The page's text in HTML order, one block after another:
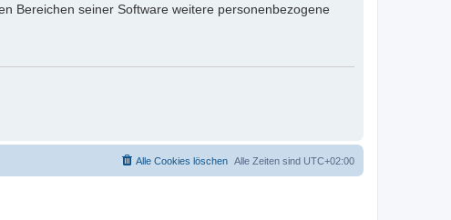
Bereichen seiner Software weitere personenbezogene
Alle Zeiten sind UTC+02:00
Alle Cookies löschen